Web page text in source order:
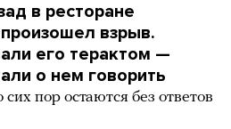
в ресторане
взрыв.
его терактом —
о нем говорить
пор остаются без ответов